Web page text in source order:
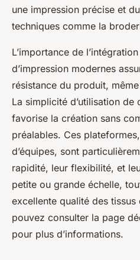
une impression précise et
techniques comme la
L’importance de
d’impression modernes
résistance du produit,
La simplicité d’utilisation de
favorise la création sans
préalables. Ces
d’équipes, sont
rapidité, leur flexibilité, et
petite ou grande échelle,
excellente qualité des
pouvez consulter la page
pour plus d’informations.